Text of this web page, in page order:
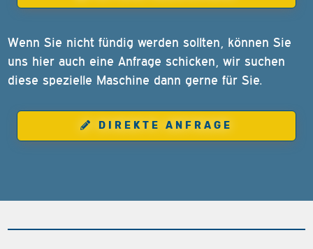
Wenn Sie nicht fündig werden sollten, können Sie
uns hier auch eine Anfrage schicken, wir suchen
diese spezielle Maschine dann gerne für Sie.
DIREKTE ANFRAGE